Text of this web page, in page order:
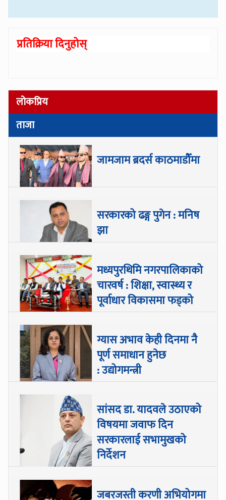
प्रतिक्रिया दिनुहोस्
लोकप्रिय
ताजा
जामजाम ब्रदर्स काठमाडौँमा
सरकारको ढङ्ग पुगेन : मनिष
झा
मध्यपुरथिमि नगरपालिकाको
चारवर्ष : शिक्षा, स्वास्थ्य र
पूर्वाधार विकासमा फड्को
ग्यास अभाव केही दिनमा नै
पूर्ण समाधान हुनेछ
: उद्योगमन्त्री
सांसद डा‍‍. यादवले उठाएको
विषयमा जवाफ दिन
सरकारलाई सभामुखको
निर्देशन
जबरजस्ती करणी अभियोगमा